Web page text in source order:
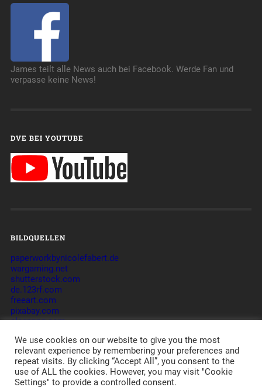
James teilt alle News auch bei Facebook. Werde Fan und
verpasse keine News!
DVE BEI YOUTUBE
BILDQUELLEN
paperworkbynicolefabert.de
wargaming.net
shutterstock.com
de.123rf.com
freeart.com
pixabay.com
cleanpng.com
© 2026 _DVE_ – DIE VERLORENEN EINHEITEN – GAMING-
COMMUNITY
We use cookies on our website to give you the most
relevant experience by remembering your preferences and
repeat visits. By clicking “Accept All”, you consent to the
use of ALL the cookies. However, you may visit "Cookie
Settings" to provide a controlled consent.